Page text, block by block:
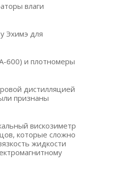
влаги
Эхимэ для
600) и плотномеры
дистилляцией
признаны
вискозиметр
которые сложно
жидкости